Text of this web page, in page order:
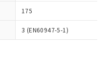
175
3 (EN60947-5-1)
とは、"個人情報
の「1.共同利
載されている法人を
の非含有証明書
当社基準）
で非含有を証明す
非含有を証明する